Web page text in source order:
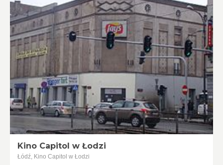
Kino Capitol w Łodzi
Łódź, Kino Capitol w Łodzi